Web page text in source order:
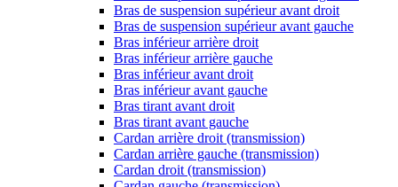
Bras de suspension supérieur avant droit
Bras de suspension supérieur avant gauche
Bras inférieur arrière droit
Bras inférieur arrière gauche
Bras inférieur avant droit
Bras inférieur avant gauche
Bras tirant avant droit
Bras tirant avant gauche
Cardan arrière droit (transmission)
Cardan arrière gauche (transmission)
Cardan droit (transmission)